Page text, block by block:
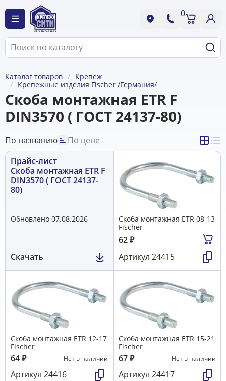
0
Каталог товаров
Крепеж
Крепежные изделия Fischer /Германия/
Скоба монтажная ETR F
DIN3570 ( ГОСТ 24137-80)
По названию
По цене
Прайс-лист
Скоба монтажная ETR F
DIN3570 ( ГОСТ 24137-
80)
Обновлено 07.08.2026
Скачать
Скоба монтажная ETR 08-13
Fischer
62₽
Артикул 24415
Скоба монтажная ETR 12-17
Fischer
64₽ Нет в наличии
Артикул 24416
Скоба монтажная ETR 15-21
Fischer
67₽ Нет в наличии
Артикул 24417